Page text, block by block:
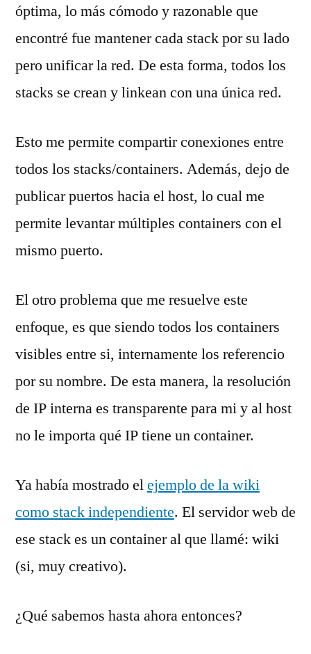
óptima, lo más cómodo y razonable que
encontré fue mantener cada stack por su lado
pero unificar la red. De esta forma, todos los
stacks se crean y linkean con una única red.
Esto me permite compartir conexiones entre
todos los stacks/containers. Además, dejo de
publicar puertos hacia el host, lo cual me
permite levantar múltiples containers con el
mismo puerto.
El otro problema que me resuelve este
enfoque, es que siendo todos los containers
visibles entre si, internamente los referencio
por su nombre. De esta manera, la resolución
de IP interna es transparente para mi y al host
no le importa qué IP tiene un container.
Ya había mostrado elejemplo de la wiki
como stack independiente. El servidor web de
ese stack es un container al que llamé: wiki
(si, muy creativo).
¿Qué sabemos hasta ahora entonces?